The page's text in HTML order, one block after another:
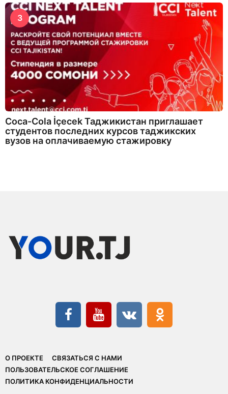
3
Coca-Cola İçecek Таджикистан приглашает
студентов последних курсов таджикских
вузов на оплачиваемую стажировку
О ПРОЕКТЕ
СВЯЗАТЬСЯ С НАМИ
ПОЛЬЗОВАТЕЛЬСКОЕ СОГЛАШЕНИЕ
ПОЛИТИКА КОНФИДЕНЦИАЛЬНОСТИ